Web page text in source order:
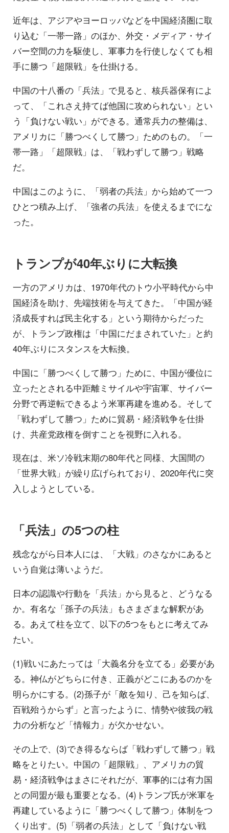
近年は、アジアやヨーロッパなどを中国経済圏に取
り込む「一帯一路」のほか、外交・メディア・サイ
バー空間の力を駆使し、軍事力を行使しなくても相
手に勝つ「超限戦」を仕掛ける。
中国の十八番の「兵法」で見ると、核兵器保有によ
って、「これさえ持てば他国に攻められない」とい
う「負けない戦い」ができる。通常兵力の整備は、
アメリカに「勝つべくして勝つ」ためのもの。「一
帯一路」「超限戦」は、「戦わずして勝つ」戦略
だ。
中国はこのように、「弱者の兵法」から始めて一つ
ひとつ積み上げ、「強者の兵法」を使えるまでにな
った。
トランプが40年ぶりに大転換
一方のアメリカは、1970年代のトウ小平時代から中
国経済を助け、先端技術を与えてきた。「中国が経
済成長すれば民主化する」という期待からだった
が、トランプ政権は「中国にだまされていた」と約
40年ぶりにスタンスを大転換。
中国に「勝つべくして勝つ」ために、中国が優位に
立ったとされる中距離ミサイルや宇宙軍、サイバー
分野で再逆転できるよう米軍再建を進める。そして
「戦わずして勝つ」ために貿易・経済戦争を仕掛
け、共産党政権を倒すことを視野に入れる。
現在は、米ソ冷戦末期の80年代と同様、大国間の
「世界大戦」が繰り広げられており、2020年代に突
入しようとしている。
「兵法」の5つの柱
残念ながら日本人には、「大戦」のさなかにあると
いう自覚は薄いようだ。
日本の認識や行動を「兵法」から見ると、どうなる
か。有名な「孫子の兵法」もさまざまな解釈があ
る。あえて柱を立て、以下の5つをもとに考えてみ
たい。
(1)戦いにあたっては「大義名分を立てる」必要があ
る。神仏がどちらに付き、正義がどこにあるのかを
明らかにする。(2)孫子が「敵を知り、己を知らば、
百戦殆うからず」と言ったように、情勢や彼我の戦
力の分析など「情報力」が欠かせない。
その上で、(3)でき得るならば「戦わずして勝つ」戦
略をとりたい。中国の「超限戦」、アメリカの貿
易・経済戦争はまさにそれだが、軍事的には有力国
との同盟が最も重要となる。(4)トランプ氏が米軍を
再建しているように「勝つべくして勝つ」体制をつ
くり出す。(5)「弱者の兵法」として「負けない戦